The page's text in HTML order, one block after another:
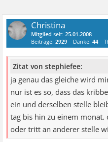
Christina
Mitglied seit:25.01.2008
Beiträge:2929 Danke:44
Zitat von stephiefee:
ja genau das gleiche wird
nur ist es so, dass das
ein und derselben stelle
tag bis hin zu einem
oder tritt an anderer stelle